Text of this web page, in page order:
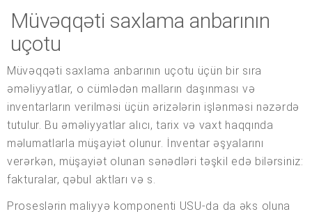
Müvəqqəti saxlama anbarının
uçotu
Müvəqqəti saxlama anbarının uçotu üçün bir sıra
əməliyyatlar, o cümlədən malların daşınması və
inventarların verilməsi üçün ərizələrin işlənməsi nəzərdə
tutulur. Bu əməliyyatlar alıcı, tarix və vaxt haqqında
məlumatlarla müşayiət olunur. İnventar əşyalarını
verərkən, müşayiət olunan sənədləri təşkil edə bilərsiniz:
fakturalar, qəbul aktları və s.
Proseslərin maliyyə komponenti USU-da da əks oluna